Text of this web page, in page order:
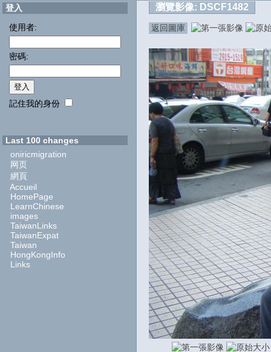
登入
使用者:
密碼:
記住我的身份
Last 100 changes
oniricmigration
网页
網頁
Accueil
HomePage
LearnChinese
images
TaiwanLinks
TaiwanExpat
Taiwan
HongKongInfo
Links
瀏覽影像: DSCF1482
返回圖庫